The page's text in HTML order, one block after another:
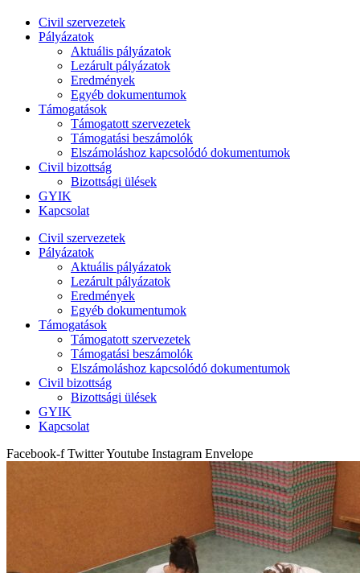
Civil szervezetek
Pályázatok
Aktuális pályázatok
Lezárult pályázatok
Eredmények
Egyéb dokumentumok
Támogatások
Támogatott szervezetek
Támogatási beszámolók
Elszámoláshoz kapcsolódó dokumentumok
Civil bizottság
Bizottsági ülések
GYIK
Kapcsolat
Civil szervezetek
Pályázatok
Aktuális pályázatok
Lezárult pályázatok
Eredmények
Egyéb dokumentumok
Támogatások
Támogatott szervezetek
Támogatási beszámolók
Elszámoláshoz kapcsolódó dokumentumok
Civil bizottság
Bizottsági ülések
GYIK
Kapcsolat
Facebook-f TwitterYoutube Instagram Envelope